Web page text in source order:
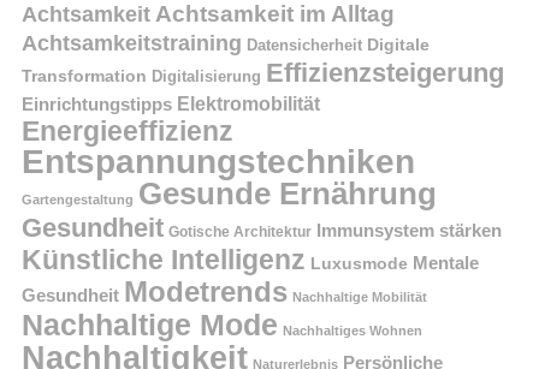
Achtsamkeit Achtsamkeit im Alltag
Achtsamkeitstraining Datensicherheit Digitale
Transformation Digitalisierung Effizienzsteigerung
Einrichtungstipps Elektromobilität
Energieeffizienz
Entspannungstechniken
Gartengestaltung Gesunde Ernährung
Gesundheit Gotische Architektur Immunsystem stärken
Künstliche Intelligenz Luxusmode Mentale
Gesundheit Modetrends Nachhaltige Mobilität
Nachhaltige Mode Nachhaltiges Wohnen
Nachhaltigkeit Naturerlebnis Persönliche